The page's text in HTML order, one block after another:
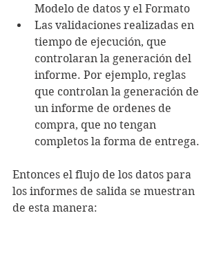
Modelo de datos y el Formato
Las validaciones realizadas en
tiempo de ejecución, que
controlaran la generación del
informe. Por ejemplo, reglas
que controlan la generación de
un informe de ordenes de
compra, que no tengan
completos la forma de entrega.
Entonces el flujo de los datos para
los informes de salida se muestran
de esta manera: